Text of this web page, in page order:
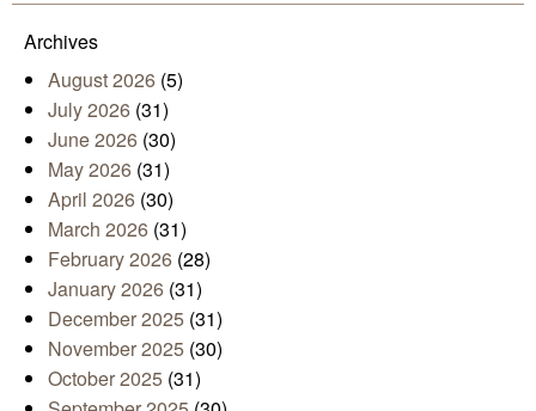
Archives
August 2026 (5)
July 2026 (31)
June 2026 (30)
May 2026 (31)
April 2026 (30)
March 2026 (31)
February 2026 (28)
January 2026 (31)
December 2025 (31)
November 2025 (30)
October 2025 (31)